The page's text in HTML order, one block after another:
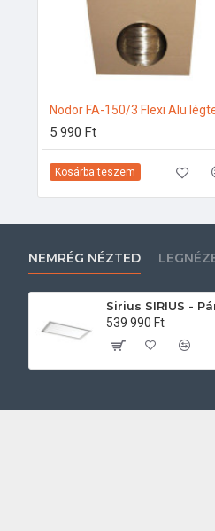
5 990 Ft
Kosárba teszem
NEMRÉG NÉZTED
539 990 Ft